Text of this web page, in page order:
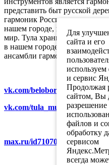
представить быт русской
гармоник России занимает
нашем городе, прозвучав по
мир. Тула хранит традиции,
в нашем городе не только
ансамбли гармонистов,
vk.com/beloborodov_museum
vk.com/
max.ru/id7107007481_gos
Для
сайта и его
и сервис
Продолжая
сайтом, Вы
разрешение
файлов и
обработку
сервисом
всегда